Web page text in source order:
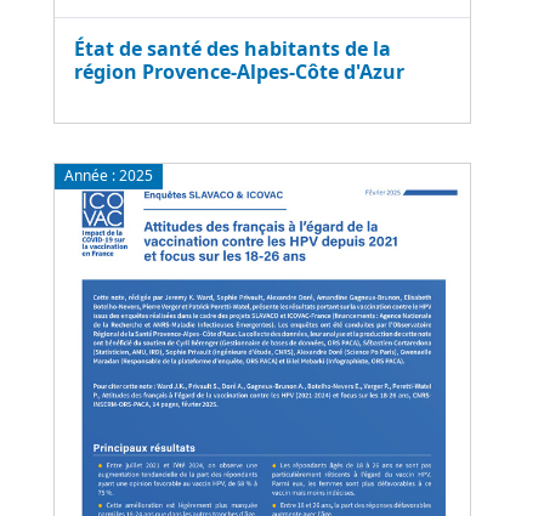
État de santé des habitants de la
région Provence-Alpes-Côte d'Azur
Année :2025